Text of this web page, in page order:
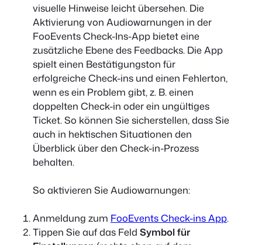
visuelle Hinweise leicht übersehen. Die
Aktivierung von Audiowarnungen in der
FooEvents Check-Ins-App bietet eine
zusätzliche Ebene des Feedbacks. Die App
spielt einen Bestätigungston für
erfolgreiche Check-ins und einen Fehlerton,
wenn es ein Problem gibt, z. B. einen
doppelten Check-in oder ein ungültiges
Ticket. So können Sie sicherstellen, dass Sie
auch in hektischen Situationen den
Überblick über den Check-in-Prozess
behalten.
So aktivieren Sie Audiowarnungen:
Anmeldung zum FooEvents Check-ins App.
Tippen Sie auf das Feld Symbol für